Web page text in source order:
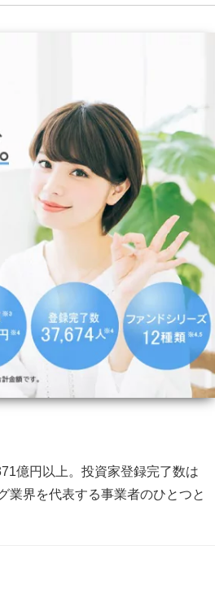
億円以上。投資家登録完了数は
業界を代表する事業者のひとつと